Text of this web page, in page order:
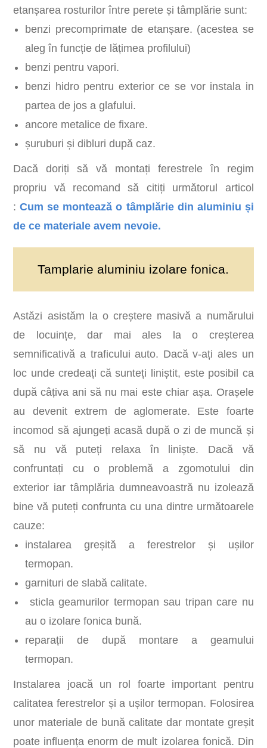
etanșarea rosturilor între perete și tâmplărie sunt:
benzi precomprimate de etanșare. (acestea se
aleg în funcție de lățimea profilului)
benzi pentru vapori.
benzi hidro pentru exterior ce se vor instala in
partea de jos a glafului.
ancore metalice de fixare.
șuruburi și dibluri după caz.
Dacă doriți să vă montați ferestrele în regim
propriu vă recomand să citiți următorul articol
:Cum se montează o tâmplărie din aluminiu și
de ce materiale avem nevoie.
Tamplarie aluminiu izolare fonica.
Astăzi asistăm la o creștere masivă a numărului
de locuințe, dar mai ales la o creșterea
semnificativă a traficului auto. Dacă v-ați ales un
loc unde credeați că sunteți liniștit, este posibil ca
după câțiva ani să nu mai este chiar așa. Orașele
au devenit extrem de aglomerate. Este foarte
incomod să ajungeți acasă după o zi de muncă și
să nu vă puteți relaxa în liniște. Dacă vă
confruntați cu o problemă a zgomotului din
exterior iar tâmplăria dumneavoastră nu izolează
bine vă puteți confrunta cu una dintre următoarele
cauze:
instalarea greșită a ferestrelor și ușilor
termopan.
garnituri de slabă calitate.
sticla geamurilor termopan sau tripan care nu
au o izolare fonica bună.
reparații de după montare a geamului
termopan.
Instalarea joacă un rol foarte important pentru
calitatea ferestrelor și a ușilor termopan. Folosirea
unor materiale de bună calitate dar montate greșit
poate influența enorm de mult izolarea fonică. Din